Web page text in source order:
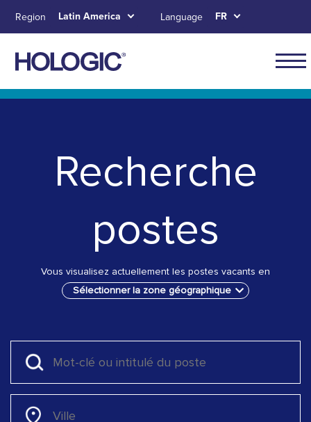
principal
Skip to main content
Skip to main menu tabs for megamenu
Skip to sitemap
Region Latin America Language FR
for
Recherche
postes
Vous visualisez actuellement les postes vacants en
Sélectionner la zone géographique